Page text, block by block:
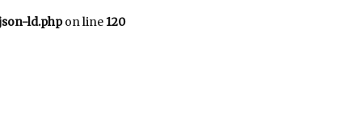
ld.phpon line 120